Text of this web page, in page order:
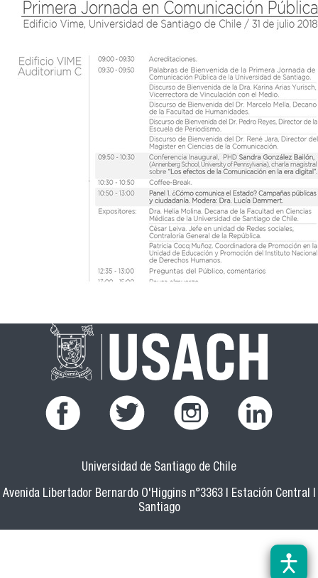
Universidad de Santiago de Chile
Avenida Libertador Bernardo O'Higgins n°3363 | Estación Central |
Santiago